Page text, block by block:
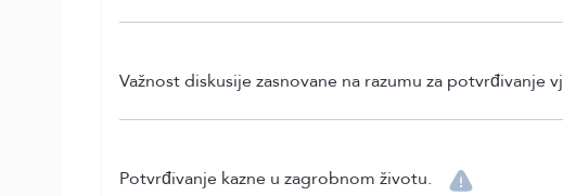
Važnost diskusije zasnovane na razumu za potvrđivanje
Potvrđivanje kazne u zagrobnom životu.